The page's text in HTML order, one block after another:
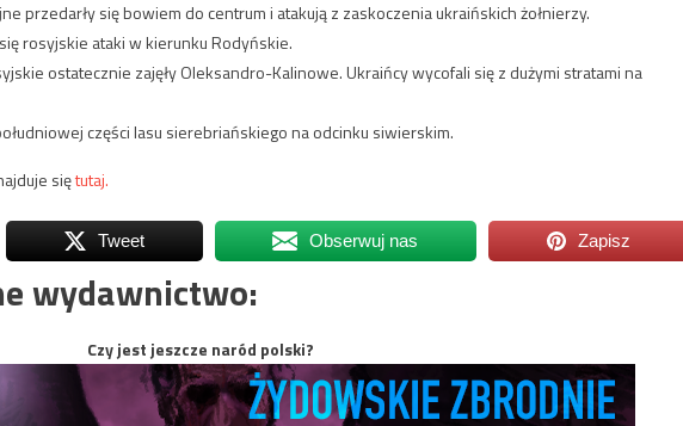
przedarły się bowiem do centrum i atakują z zaskoczenia ukraińskich żołnierzy.
rosyjskie ataki w kierunku Rodyńskie.
ostatecznie zajęły Oleksandro-Kalinowe. Ukraińcy wycofali się z dużymi stratami na
części lasu sierebriańskiego na odcinku siwierskim.
siętutaj.
Tweet Obserwuj nas Zapisz
wydawnictwo:
Czy jest jeszcze naród polski?